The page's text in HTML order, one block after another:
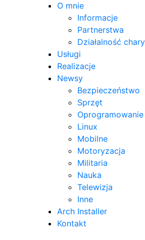
O mnie
Informacje
Partnerstwa
Działalność
Usługi
Realizacje
Newsy
Bezpieczeństwo
Sprzęt
Oprogramowanie
Linux
Mobilne
Motoryzacja
Militaria
Nauka
Telewizja
Inne
Arch Installer
Kontakt